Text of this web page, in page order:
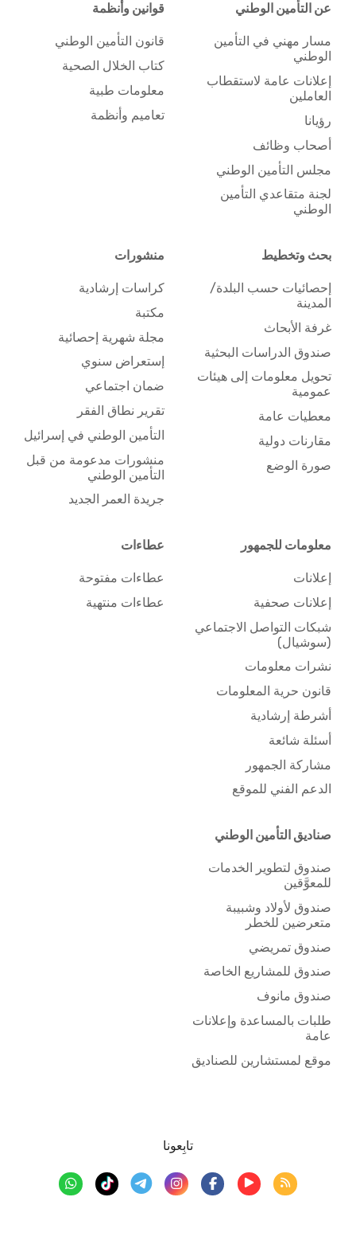
عن التأمين الوطني
مسار مهني في التأمين
الوطني
إعلانات عامة لاستقطاب
العاملين
رؤيانا
أصحاب وظائف
مجلس التأمين الوطني
لجنة متقاعدي التأمين
الوطني
قوانين وأنظمة
قانون التأمين الوطني
كتاب الخلال الصحية
معلومات طبية
تعاميم وأنظمة
بحث وتخطيط
إحصائيات حسب البلدة/
المدينة
غرفة الأبحاث
صندوق الدراسات البحثية
تحويل معلومات إلى هيئات
عمومية
معطيات عامة
مقارنات دولية
صورة الوضع
منشورات
كراسات إرشادية
مكتبة
مجلة شهرية إحصائية
إستعراض سنوي
ضمان اجتماعي
تقرير نطاق الفقر
التأمين الوطني في إسرائيل
منشورات مدعومة من قبل
التأمين الوطني
جريدة العمر الجديد
معلومات للجمهور
إعلانات
إعلانات صحفية
شبكات التواصل الاجتماعي
(سوشيال)
نشرات معلومات
قانون حرية المعلومات
أشرطة إرشادية
أسئلة شائعة
مشاركة الجمهور
الدعم الفني للموقع
عطاءات
عطاءات مفتوحة
عطاءات منتهية
صناديق التأمين الوطني
صندوق لتطوير الخدمات
للمعوَّقين
صندوق لأولاد وشبيبة
متعرضين للخطر
صندوق تمريضي
صندوق للمشاريع الخاصة
صندوق مانوف
طلبات بالمساعدة وإعلانات
عامة
موقع لمستشارين للصناديق
تابِعونا